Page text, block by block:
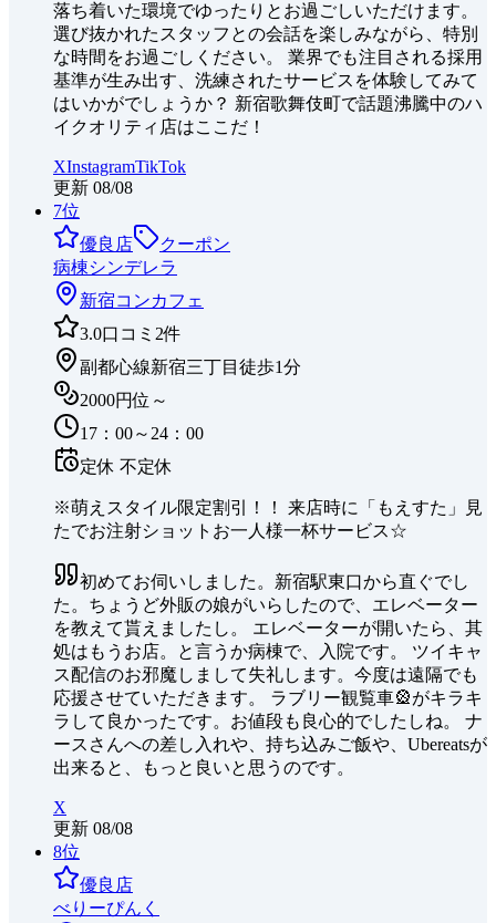
落ち着いた環境でゆったりとお過ごしいただけます。
選び抜かれたスタッフとの会話を楽しみながら、特別
な時間をお過ごしください。 業界でも注目される採用
基準が生み出す、洗練されたサービスを体験してみて
はいかがでしょうか？ 新宿歌舞伎町で話題沸騰中のハ
イクオリティ店はここだ！
XInstagramTikTok
更新 08/08
7位
優良店
クーポン
病棟シンデレラ
新宿コンカフェ
3.0口コミ 2件
副都心線新宿三丁目徒歩1分
2000円位～
17：00～24：00
定休 不定休
※萌えスタイル限定割引！！ 来店時に「もえすた」見
たでお注射ショットお一人様一杯サービス☆
初めてお伺いしました。新宿駅東口から直ぐでし
た。ちょうど外販の娘がいらしたので、エレベーター
を教えて貰えましたし。 エレベーターが開いたら、其
処はもうお店。と言うか病棟で、入院です。 ツイキャ
ス配信のお邪魔しまして失礼します。今度は遠隔でも
応援させていただきます。 ラブリー観覧車🎡がキラキ
ラして良かったです。お値段も良心的でしたしね。 ナ
ースさんへの差し入れや、持ち込みご飯や、Ubereatsが
出来ると、もっと良いと思うのです。
X
更新 08/08
8位
優良店
べりーぴんく